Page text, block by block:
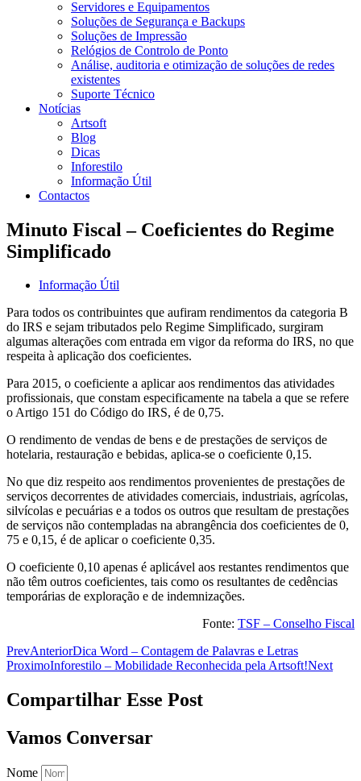
Servidores e Equipamentos
Soluções de Segurança e Backups
Soluções de Impressão
Relógios de Controlo de Ponto
Análise, auditoria e otimização de soluções de redes
existentes
Suporte Técnico
Notícias
Artsoft
Blog
Dicas
Inforestilo
Informação Útil
Contactos
Minuto Fiscal – Coeficientes do Regime
Simplificado
Informação Útil
Para todos os contribuintes que aufiram rendimentos da categoria B
do IRS e sejam tributados pelo Regime Simplificado, surgiram
algumas alterações com entrada em vigor da reforma do IRS, no que
respeita à aplicação dos coeficientes.
Para 2015, o coeficiente a aplicar aos rendimentos das atividades
profissionais, que constam especificamente na tabela a que se refere
o Artigo 151 do Código do IRS, é de 0,75.
O rendimento de vendas de bens e de prestações de serviços de
hotelaria, restauração e bebidas, aplica-se o coeficiente 0,15.
No que diz respeito aos rendimentos provenientes de prestações de
serviços decorrentes de atividades comerciais, industriais, agrícolas,
silvícolas e pecuárias e a todos os outros que resultam de prestações
de serviços não contempladas na abrangência dos coeficientes de 0,
75 e 0,15, é de aplicar o coeficiente 0,35.
O coeficiente 0,10 apenas é aplicável aos restantes rendimentos que
não têm outros coeficientes, tais como os resultantes de cedências
temporárias de exploração e de indemnizações.
Fonte: TSF – Conselho Fiscal
PrevAnteriorDica Word – Contagem de Palavras e Letras
ProximoInforestilo – Mobilidade Reconhecida pela Artsoft!Next
Compartilhar Esse Post
Vamos Conversar
Nome